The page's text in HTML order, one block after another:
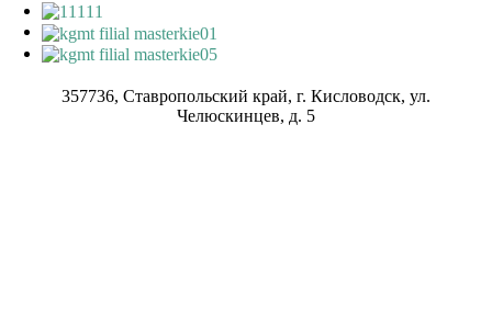
357736, Ставропольский край, г. Кисловодск, ул.
Челюскинцев, д. 5